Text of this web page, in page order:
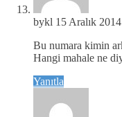
bykl 15 Aralık
Bu numara kimin
Hangi mahale ne
Yanıtla